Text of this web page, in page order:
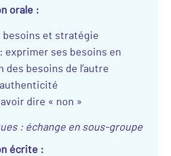
orale :
besoins et stratégie
exprimer ses besoins en
des besoins de l’autre
dire « non »
: échange en sous-groupe
écrite :